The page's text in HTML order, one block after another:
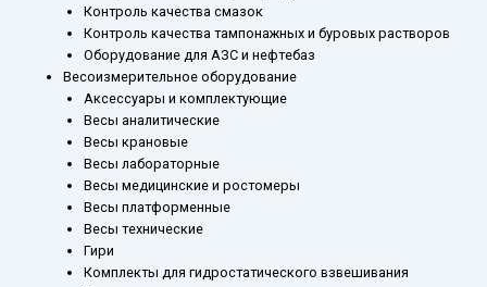
Контроль качества смазок
Контроль качества тампонажных и буровых растворов
Оборудование для АЗС и нефтебаз
Весоизмерительное оборудование
Аксессуары и комплектующие
Весы аналитические
Весы крановые
Весы лабораторные
Весы медицинские и ростомеры
Весы платформенные
Весы технические
Гири
Комплекты для гидростатического взвешивания